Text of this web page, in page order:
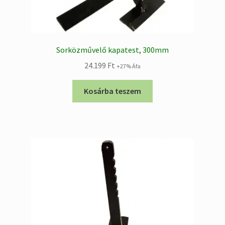
Sorközművelő kapatest, 300mm
24.199 Ft +27% Áfa
Kosárba teszem